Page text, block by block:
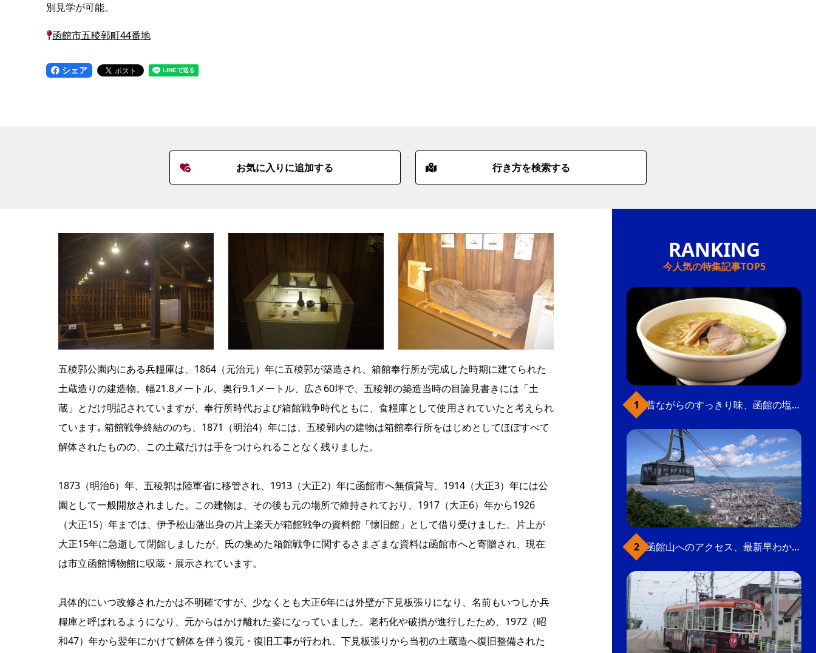
別見学が可能。
函館市五稜郭町44番地
シェア
お気に入りに追加する 行き方を検索する
五稜郭公園内にある兵糧庫は、1864（元治元）年に五稜郭が築造され、箱館奉行所が完成した時期に建てられた
土蔵造りの建造物。幅21.8メートル、奥行9.1メートル、広さ60坪で、五稜郭の築造当時の目論見書きには「土
蔵」とだけ明記されていますが、奉行所時代および箱館戦争時代ともに、食糧庫として使用されていたと考えられ
ています｡ 箱館戦争終結ののち、1871（明治4）年には、五稜郭内の建物は箱館奉行所をはじめとしてほぼすべて
解体されたものの、この土蔵だけは手をつけられることなく残りました。
1873（明治6）年、五稜郭は陸軍省に移管され、1913（大正2）年に函館市へ無償貸与、1914（大正3）年には公
園として一般開放されました。この建物は、その後も元の場所で維持されており、1917（大正6）年から1926
（大正15）年までは、伊予松山藩出身の片上楽天が箱館戦争の資料館「懐旧館」として借り受けました。片上が
大正15年に急逝して閉館しましたが、氏の集めた箱館戦争に関するさまざまな資料は函館市へと寄贈され、現在
は市立函館博物館に収蔵・展示されています。
具体的にいつ改修されたかは不明確ですが、少なくとも大正6年には外壁が下見板張りになり、名前もいつしか兵
糧庫と呼ばれるようになり、元からはかけ離れた姿になっていました。老朽化や破損が進行したため、1972（昭
和47）年から翌年にかけて解体を伴う復元・復旧工事が行われ、下見板張りから当初の土蔵造へ復旧整備された
今人気の特集記事TOP5
昔ながらのすっきり味、函館の塩ラーメン
函館山へのアクセス、最新早わかりガイド